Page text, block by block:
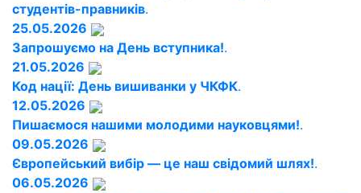
студентів-правників.
25.05.2026
Запрошуємо на День вступника!.
21.05.2026
Код нації: День вишиванки у ЧКФК.
12.05.2026
Пишаємося нашими молодими науковцями!.
09.05.2026
Європейський вибір — це наш свідомий шлях!.
06.05.2026